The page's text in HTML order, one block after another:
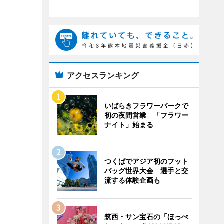
アクセスランキング
いばらきフラワーパークで
初の夜間営業 「フラワー
ナイト」始まる
つくばでアジア初のフット
バッグ世界大会 選手と交
流する体験企画も
筑西・サン宝石の「ほっぺ